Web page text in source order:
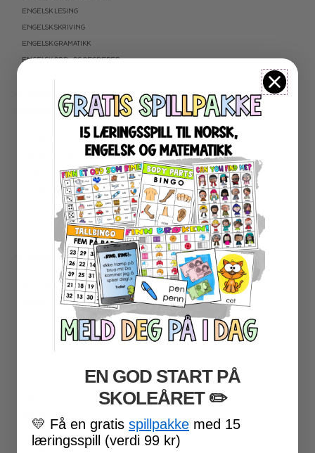
ENGELSK LESING
ENGELSK SKRIVING
ENGELSK GRAMATIKK
ENGELSK ORD- OG BEGREPER
★ NORDSAMISK MATERIELL
PROGRAMMERING
FAKTASERIE LESING
SPRÅKSPIRALEN
MATTESPIRALEN
LA OSS REGNE ØVEBØKER
ESCAPE ROOM
★ SESONG OG HØYTIDER
OLYMPISKE LEKER
SAMEFOLKET
100 SKOLEDAGER
VALENTINSDAG
SKOLESTART
FN-DAGEN
HALLOWEEN
EN GOD START PÅ
SKOLEÅRET​ ✏️
💛 Få en gratis spillpakke med 15
læringsspill (verdi 99 kr)